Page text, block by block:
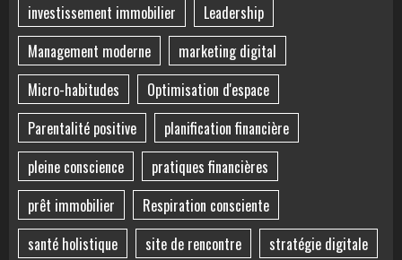
investissement immobilier
Leadership
Management moderne
marketing digital
Micro-habitudes
Optimisation d'espace
Parentalité positive
planification financière
pleine conscience
pratiques financières
prêt immobilier
Respiration consciente
santé holistique
site de rencontre stratégie digitale